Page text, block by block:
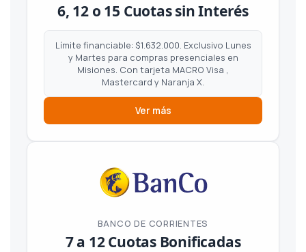
6, 12 o 15 Cuotas sin Interés
Límite financiable: $1.632.000. Exclusivo Lunes
y Martes para compras presenciales en
Misiones. Con tarjeta MACRO Visa ,
Mastercard y Naranja X.
Ver más
BANCO DE CORRIENTES
7 a 12 Cuotas Bonificadas